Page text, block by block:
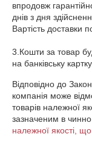
впродовж
днів з дня
Вартість доставки
3.Кошти за товар
на банківську
Відповідно до
компанія може
товарів належної
зазначеним в
належної якості,